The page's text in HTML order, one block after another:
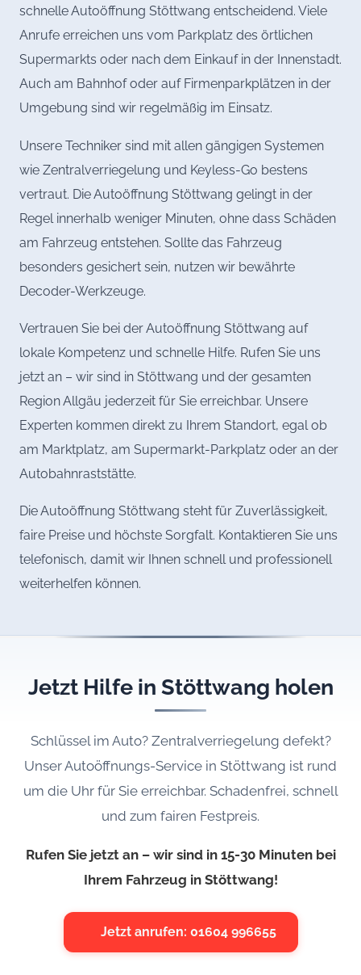
schnelle Autoöffnung Stöttwang entscheidend. Viele
Anrufe erreichen uns vom Parkplatz des örtlichen
Supermarkts oder nach dem Einkauf in der Innenstadt.
Auch am Bahnhof oder auf Firmenparkplätzen in der
Umgebung sind wir regelmäßig im Einsatz.
Unsere Techniker sind mit allen gängigen Systemen
wie Zentralverriegelung und Keyless-Go bestens
vertraut. Die Autoöffnung Stöttwang gelingt in der
Regel innerhalb weniger Minuten, ohne dass Schäden
am Fahrzeug entstehen. Sollte das Fahrzeug
besonders gesichert sein, nutzen wir bewährte
Decoder-Werkzeuge.
Vertrauen Sie bei der Autoöffnung Stöttwang auf
lokale Kompetenz und schnelle Hilfe. Rufen Sie uns
jetzt an – wir sind in Stöttwang und der gesamten
Region Allgäu jederzeit für Sie erreichbar. Unsere
Experten kommen direkt zu Ihrem Standort, egal ob
am Marktplatz, am Supermarkt-Parkplatz oder an der
Autobahnraststätte.
Die Autoöffnung Stöttwang steht für Zuverlässigkeit,
faire Preise und höchste Sorgfalt. Kontaktieren Sie uns
telefonisch, damit wir Ihnen schnell und professionell
weiterhelfen können.
Jetzt Hilfe in Stöttwang holen
Schlüssel im Auto? Zentralverriegelung defekt?
Unser Autoöffnungs-Service in Stöttwang ist rund
um die Uhr für Sie erreichbar. Schadenfrei, schnell
und zum fairen Festpreis.
Rufen Sie jetzt an – wir sind in 15-30 Minuten bei
Ihrem Fahrzeug in Stöttwang!
Jetzt anrufen: 01604 996655